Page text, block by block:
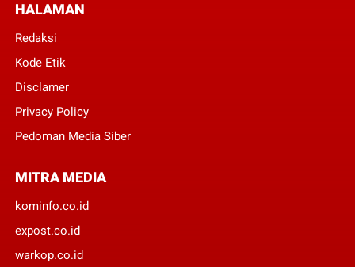
HALAMAN
Redaksi
Kode Etik
Disclamer
Privacy Policy
Pedoman Media Siber
MITRA MEDIA
kominfo.co.id
expost.co.id
warkop.co.id